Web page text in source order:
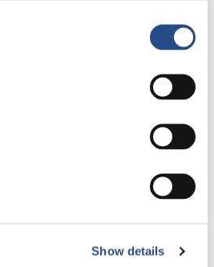
Show details
i hidratacija